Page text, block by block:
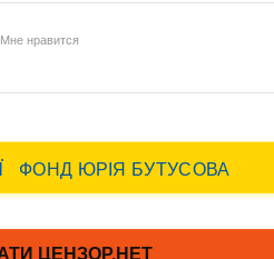
Мне нравится